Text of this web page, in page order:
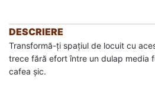
DESCRIERE
Transformă-ți spațiul de locuit cu
trece fără efort între un dulap media
cafea șic.